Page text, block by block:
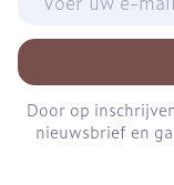
Door op
nieuwsbrief en